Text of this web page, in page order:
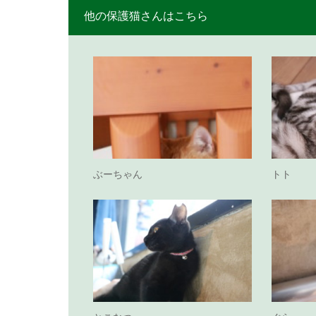
他の保護猫さんはこちら
ぶーちゃん トト